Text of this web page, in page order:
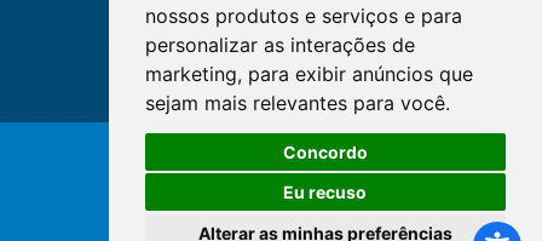
nossos produtos e serviços e para
personalizar as interações de
marketing, para exibir anúncios que
sejam mais relevantes para você.
Concordo
Eu recuso
Alterar as minhas preferências
© Copyright 2026 - Cofen/CORENs